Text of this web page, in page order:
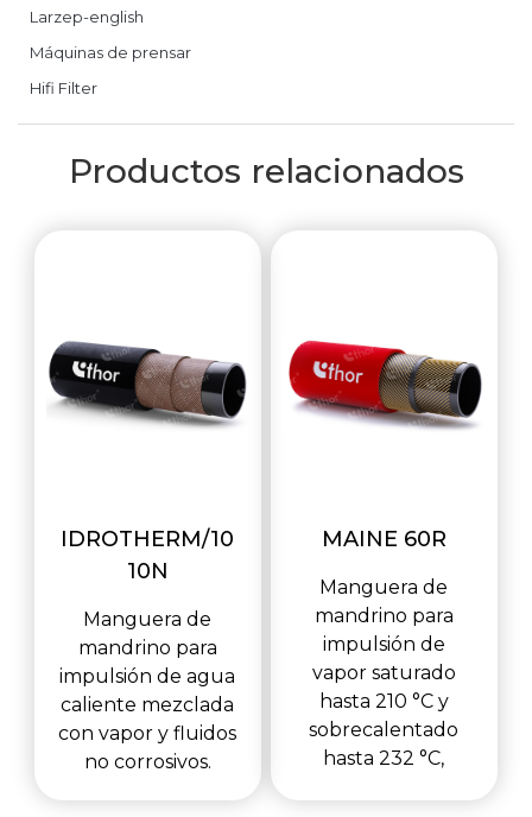
Larzep-english
Máquinas de prensar
Hifi Filter
Productos relacionados
IDROTHERM/10
10N
Manguera de
mandrino para
impulsión de agua
caliente mezclada
con vapor y fluidos
no corrosivos.
MAINE 60R
Manguera de
mandrino para
impulsión de
vapor saturado
hasta 210 °C y
sobrecalentado
hasta 232 °C,